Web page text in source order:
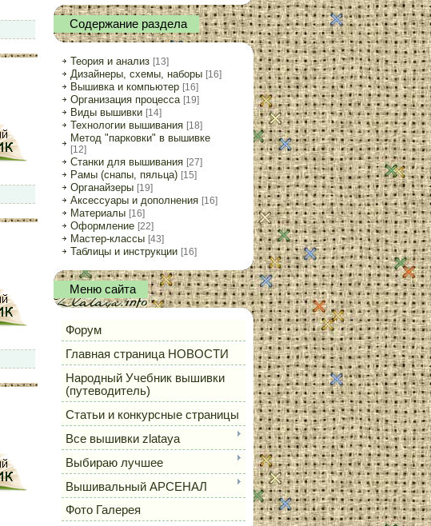
Содержание раздела
Теория и анализ [13]
Дизайнеры, схемы, наборы [16]
Вышивка и компьютер [16]
Организация процесса [19]
Виды вышивки [14]
Технологии вышивания [18]
Метод "парковки" в вышивке
[12]
Станки для вышивания [27]
Рамы (снапы, пяльца) [15]
Органайзеры [19]
Аксессуары и дополнения [16]
Материалы [16]
Оформление [22]
Мастер-классы [43]
Таблицы и инструкции [16]
Меню сайта
Форум
Главная страница НОВОСТИ
Народный Учебник вышивки
(путеводитель)
Статьи и конкурсные страницы
Все вышивки zlataya
Выбираю лучшее
Вышивальный АРСЕНАЛ
Фото Галерея